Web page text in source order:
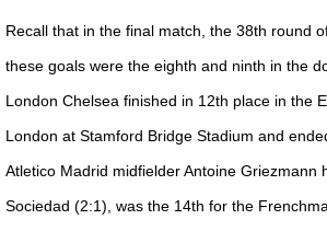
Recall that in the final match, the 38th round
these goals were the eighth and ninth in the
London Chelsea finished in 12th place in the
London at Stamford Bridge Stadium and
Atletico Madrid midfielder Antoine
Sociedad (2:1), was the 14th for the